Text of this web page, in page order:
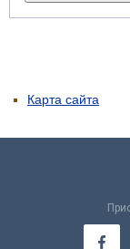
Карта сайта